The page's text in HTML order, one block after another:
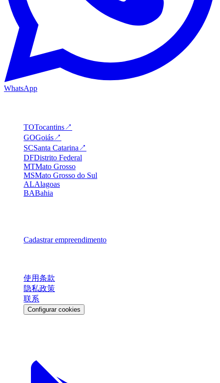
WhatsApp
TOTocantins↗
GOGoiás↗
SCSanta Catarina ↗
DFDistrito Federal
MTMato Grosso
MSMato Grosso do Sul
ALAlagoas
BABahia
Cadastrar empreendimento
使用条款
隐私政策
联系
Configurar cookies